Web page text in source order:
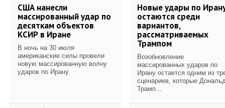
США нанесли
массированный удар по
десяткам объектов
КСИР в Иране
В ночь на 30 июля
американские силы провели
новую массированную волну
ударов по Ирану.
Новые удары по
остаются среди
вариантов,
рассматриваемых
Трампом
Возобновление
массированных ударов по
Ирану остается одним из
сценариев, которые
Трамп...